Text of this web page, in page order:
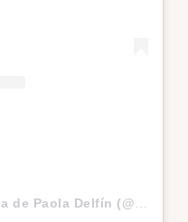
Una publicación compartida de Paola Delfín (@paola_delfin)